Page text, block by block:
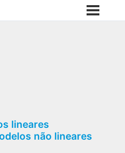
lineares
não lineares